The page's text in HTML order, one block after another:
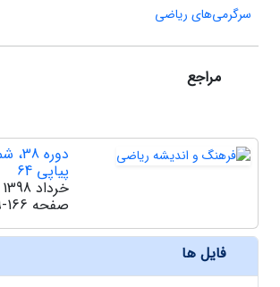
سرگرمی‌های ریاضی
مراجع
پیاپی 64
خرداد 1398
صفحه 166
فایل ها